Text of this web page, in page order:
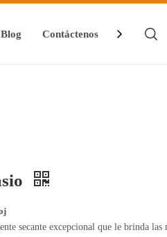
Blog Contáctenos
secante excepcional que le brinda las